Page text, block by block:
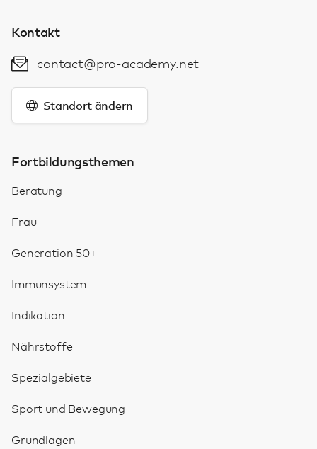
Kontakt
contact@pro-academy.net
Standort ändern
Fortbildungsthemen
Beratung
Frau
Generation 50+
Immunsystem
Indikation
Nährstoffe
Spezialgebiete
Sport und Bewegung
Grundlagen